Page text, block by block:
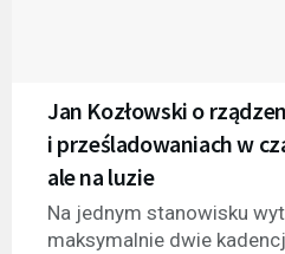
Jan Kozłowski o
i prześladowaniach w
ale na luzie
Na jednym stanowisku
maksymalnie dwie